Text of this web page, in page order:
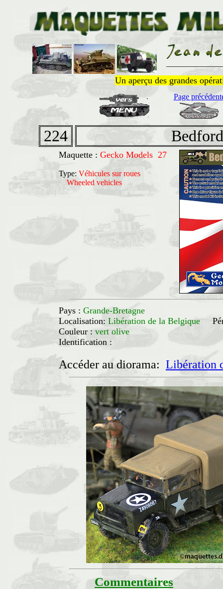
Un aperçu des grandes
Page
224
Maquette : Gecko Models 27
Type: Véhicules sur roues
Wheeled vehicles
Pays : Grande-Bretagne
Localisation: Libération de la Belgique
Couleur : vert olive
Identification :
Accéder au diorama: Libération
Commentaires